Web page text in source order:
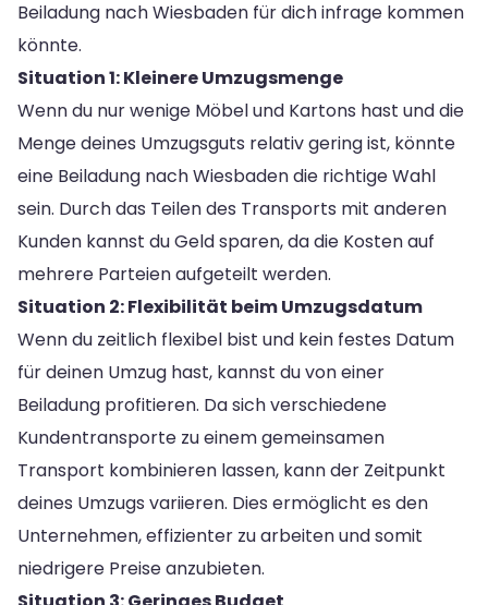
Beiladung nach Wiesbaden für dich infrage kommen
könnte.
Situation 1: Kleinere Umzugsmenge
Wenn du nur wenige Möbel und Kartons hast und die
Menge deines Umzugsguts relativ gering ist, könnte
eine Beiladung nach Wiesbaden die richtige Wahl
sein. Durch das Teilen des Transports mit anderen
Kunden kannst du Geld sparen, da die Kosten auf
mehrere Parteien aufgeteilt werden.
Situation 2: Flexibilität beim Umzugsdatum
Wenn du zeitlich flexibel bist und kein festes Datum
für deinen Umzug hast, kannst du von einer
Beiladung profitieren. Da sich verschiedene
Kundentransporte zu einem gemeinsamen
Transport kombinieren lassen, kann der Zeitpunkt
deines Umzugs variieren. Dies ermöglicht es den
Unternehmen, effizienter zu arbeiten und somit
niedrigere Preise anzubieten.